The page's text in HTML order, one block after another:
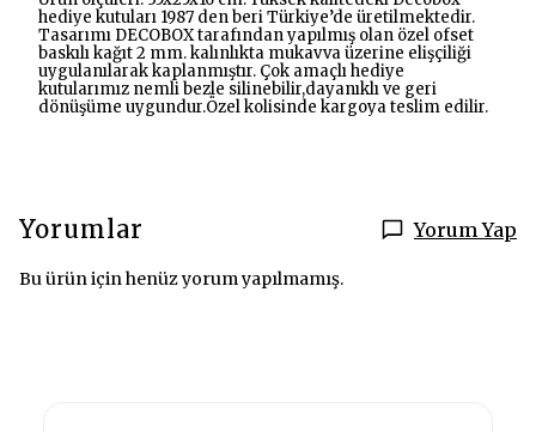
hediye kutuları 1987 den beri Türkiye’de üretilmektedir.
Tasarımı DECOBOX tarafından yapılmış olan özel ofset
baskılı kağıt 2 mm. kalınlıkta mukavva üzerine elişçiliği
uygulanılarak kaplanmıştır. Çok amaçlı hediye
kutularımız nemli bezle silinebilir,dayanıklı ve geri
dönüşüme uygundur.Özel kolisinde kargoya teslim edilir.
Yorumlar Yorum Yap
Bu ürün için henüz yorum yapılmamış.